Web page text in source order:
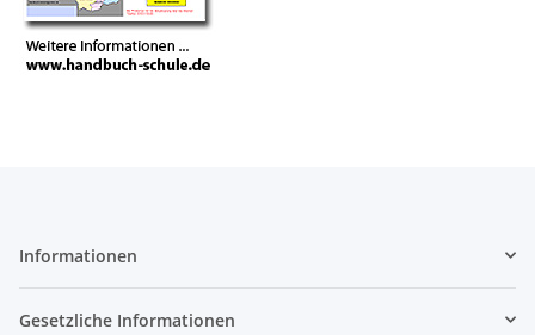
Informationen
Gesetzliche Informationen